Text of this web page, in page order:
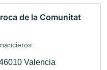
de la Comunitat
Valencia